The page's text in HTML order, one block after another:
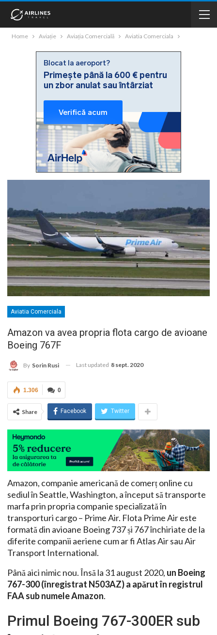
Home Aviație Aviația Comercială Aviatia Comerciala
Aviatia Comerciala
Amazon va avea propria flota cargo de avioane
Boeing 767F
By Sorin Rusi Last updated 8 sept. 2020
0
1.306
Share Facebook Twitter
Amazon, companie americană de comerț online cu
sediul în Seattle, Washington, a început să transporte
marfa prin propria companie specializată în
transporturi cargo – Prime Air. Flota Prime Air este
formată din avioane Boeing 737 și 767 închiriate de la
diferite companii aeriene cum ar fi Atlas Air sau Air
Transport International.
Până aici nimic nou. Însă la 31 august 2020, un Boeing
767-300 (înregistrat N503AZ) a apărut în registrul
FAA sub numele Amazon.
Primul Boeing 767-300ER sub